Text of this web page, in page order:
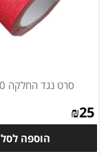
סרט נגד החלקה 50 מ'מ
₪25
הוספה לסל